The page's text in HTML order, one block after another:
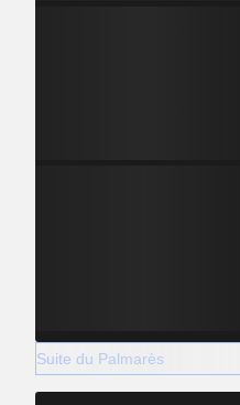
Suite du Palmarès